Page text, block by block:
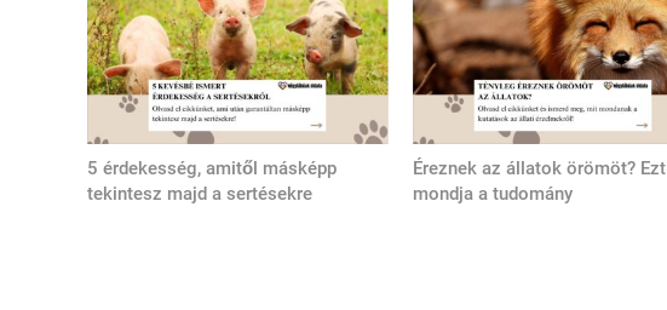
5 érdekesség, amitől másképp
tekintesz majd a sertésekre
Éreznek az állatok örömöt? Ezt
mondja a tudomány